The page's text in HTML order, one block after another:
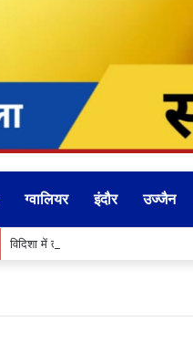
ग्वालियर इंदौर उज्जैन
विदिशा में तहसीलदार-नायब तहसीलदारों